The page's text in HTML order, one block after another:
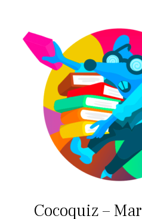
Cocoquiz –